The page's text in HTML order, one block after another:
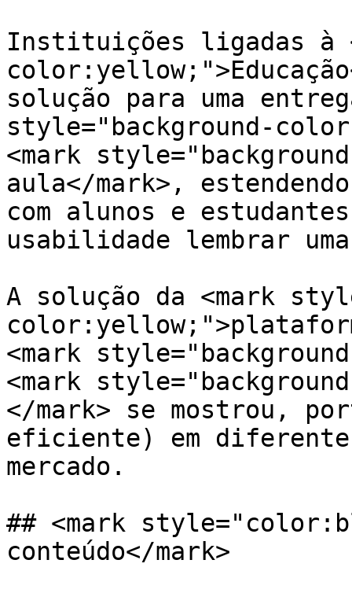
Instituições ligadas à
solução para uma
style="background-
<mark
aula</mark>,
com alunos e
usabilidade lembrar
A solução da <mark
<mark
<mark
</mark> se mostrou,
eficiente) em
mercado.
## <mark
conteúdo</mark>